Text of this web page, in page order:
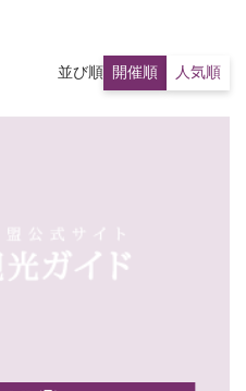
並び順 開催順 人気順